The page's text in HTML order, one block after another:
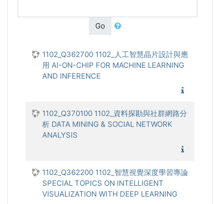
Go
1102_Q362700 1102_人工智慧晶片設計與應
用 AI-ON-CHIP FOR MACHINE LEARNING
AND INFERENCE
1102_Q370100 1102_資料探勘與社群網路分
析 DATA MINING & SOCIAL NETWORK
ANALYSIS
1102_Q362200 1102_智慧視覺深度學習專論
SPECIAL TOPICS ON INTELLIGENT
VISUALIZATION WITH DEEP LEARNING